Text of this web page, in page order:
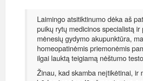
Laimingo atsitiktinumo dėka aš
puikų rytų medicinos specialistą ir
mėnesių gydymo akupunktūra,
homeopatinėmis priemonėmis
ilgai lauktą teigiamą nėštumo
Žinau, kad skamba neįtikėtinai, ir